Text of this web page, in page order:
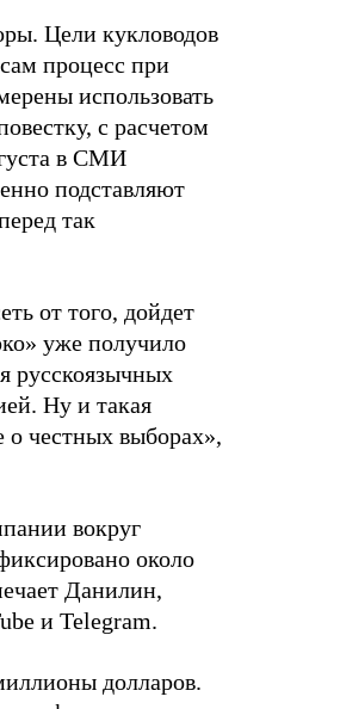
Цели кукловодов
процесс при
использовать
с расчетом
в СМИ
подставляют
так
от того, дойдет
уже получило
русскоязычных
Ну и такая
о честных выборах»,
вокруг
около
Данилин,
и Telegram.
долларов.